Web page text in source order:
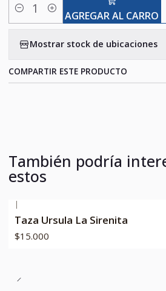
Cantidad AGREGAR AL CARRO
Mostrar stock de ubicaciones
COMPARTIR ESTE PRODUCTO
También podría
estos
|
Taza Ursula La Sirenita
$15.000